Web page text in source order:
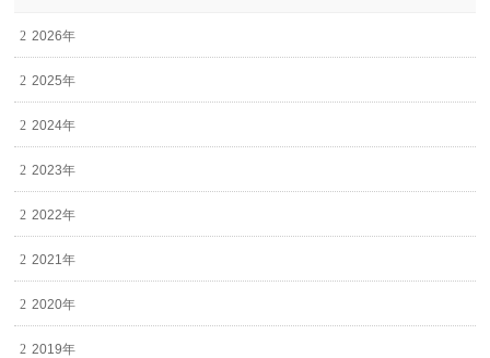
2026年
2025年
2024年
2023年
2022年
2021年
2020年
2019年